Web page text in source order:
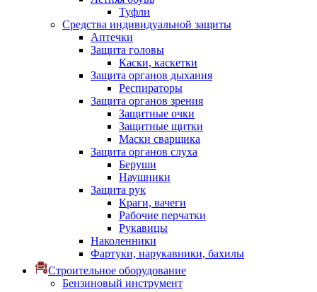
Туфли
Средства индивидуальной защиты
Аптечки
Защита головы
Каски, каскетки
Защита органов дыхания
Респираторы
Защита органов зрения
Защитные очки
Защитные щитки
Маски сварщика
Защита органов слуха
Беруши
Наушники
Защита рук
Краги, вачеги
Рабочие перчатки
Рукавицы
Наколенники
Фартуки, нарукавники, бахилы
Строительное оборудование
Бензиновый инструмент